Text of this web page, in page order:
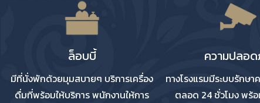
ล็อบบี้
มีที่นั่งพักด้วยมุมสบายๆ บริการเครื่อง
ดื่มที่พร้อมให้บริการ พนักงานให้การ
ความปลอ
ทางโรงแรมมีระบบรักษ
ตลอด 24 ชั่วโมง พร้อ